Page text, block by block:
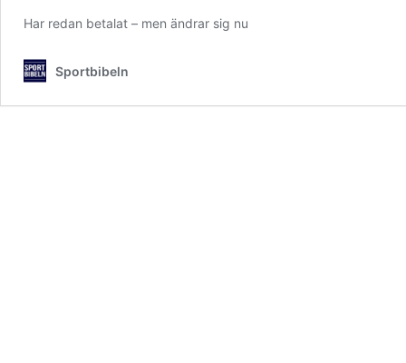
Har redan betalat – men ändrar sig nu
Sportbibeln